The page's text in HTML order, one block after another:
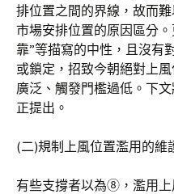
排位置之間的界線，故而
市場安排位置的原因區分
靠”等描寫的中性，且沒有
或鎖定，招致今朝絕對上
廣泛、觸發門檻過低。下
正提出。
(二)規制上風位置濫用的維
有些支撐者以為⑧，濫用